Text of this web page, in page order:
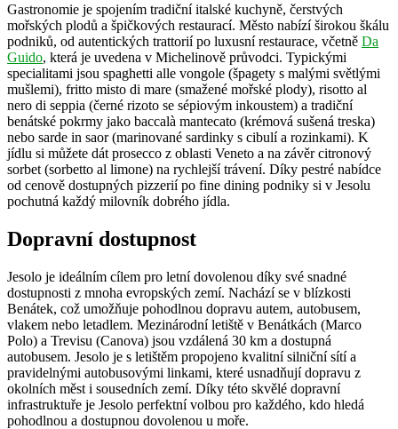
Gastronomie je spojením tradiční italské kuchyně, čerstvých
mořských plodů a špičkových restaurací. Město nabízí širokou škálu
podniků, od autentických trattorií po luxusní restaurace, včetně Da
Guido, která je uvedena v Michelinově průvodci. Typickými
specialitami jsou spaghetti alle vongole (špagety s malými světlými
mušlemi), fritto misto di mare (smažené mořské plody), risotto al
nero di seppia (černé rizoto se sépiovým inkoustem) a tradiční
benátské pokrmy jako baccalà mantecato (krémová sušená treska)
nebo sarde in saor (marinované sardinky s cibulí a rozinkami). K
jídlu si můžete dát prosecco z oblasti Veneto a na závěr citronový
sorbet (sorbetto al limone) na rychlejší trávení. Díky pestré nabídce
od cenově dostupných pizzerií po fine dining podniky si v Jesolu
pochutná každý milovník dobrého jídla.
Dopravní dostupnost
Jesolo je ideálním cílem pro letní dovolenou díky své snadné
dostupnosti z mnoha evropských zemí. Nachází se v blízkosti
Benátek, což umožňuje pohodlnou dopravu autem, autobusem,
vlakem nebo letadlem. Mezinárodní letiště v Benátkách (Marco
Polo) a Trevisu (Canova) jsou vzdálená 30 km a dostupná
autobusem. Jesolo je s letištěm propojeno kvalitní silniční sítí a
pravidelnými autobusovými linkami, které usnadňují dopravu z
okolních měst i sousedních zemí. Díky této skvělé dopravní
infrastruktuře je Jesolo perfektní volbou pro každého, kdo hledá
pohodlnou a dostupnou dovolenou u moře.